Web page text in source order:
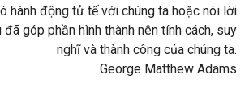
hành động tử tế với chúng ta hoặc nói lời
góp phần hình thành nên tính cách, suy
nghĩ và thành công của chúng ta.
George Matthew Adams